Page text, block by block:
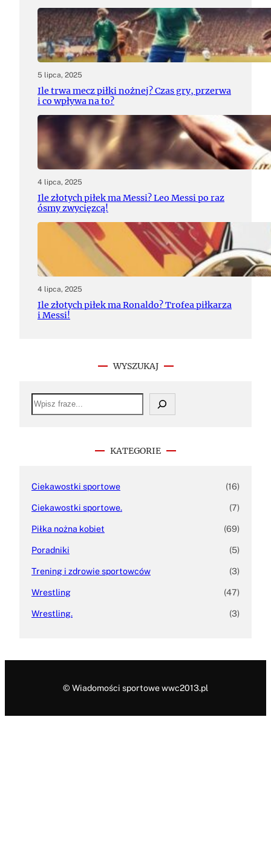
5 lipca, 2025
Ile trwa mecz piłki nożnej? Czas gry, przerwa
i co wpływa na to?
4 lipca, 2025
Ile złotych piłek ma Messi? Leo Messi po raz
ósmy zwycięzcą!
4 lipca, 2025
Ile złotych piłek ma Ronaldo? Trofea piłkarza
i Messi!
WYSZUKAJ
S
e
a
KATEGORIE
Ciekawostki sportowe (16)
Ciekawostki sportowe. (7)
Piłka nożna kobiet (69)
Poradniki (5)
Trening i zdrowie sportowców (3)
Wrestling (47)
Wrestling. (3)
© Wiadomości sportowe wwc2013.pl